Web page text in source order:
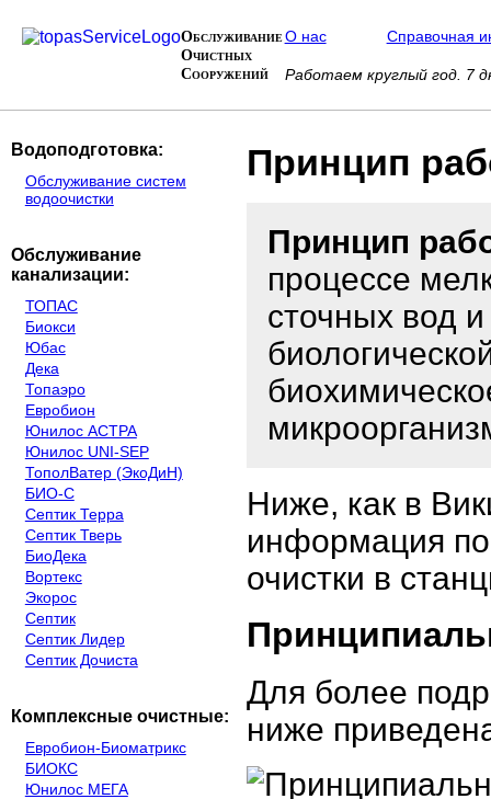
Обслуживание
Очистных
Сооружений
О нас Справочная
Работаем круглый год. 7
Водоподготовка:
Обслуживание систем
водоочистки
Обслуживание
канализации:
ТОПАС
Биокси
Юбас
Дека
Топаэро
Евробион
Юнилос АСТРА
Юнилос UNI-SEP
ТополВатер (ЭкоДиН)
БИО-С
Септик Терра
Септик Тверь
БиоДека
Вортекс
Экорос
Септик
Септик Лидер
Септик Дочиста
Комплексные очистные:
Евробион-Биоматрикс
БИОКС
Юнилос МЕГА
Принцип
Принцип
процессе
сточных вод
Ниже, как в
информация по
очистки в
Для более
ниже